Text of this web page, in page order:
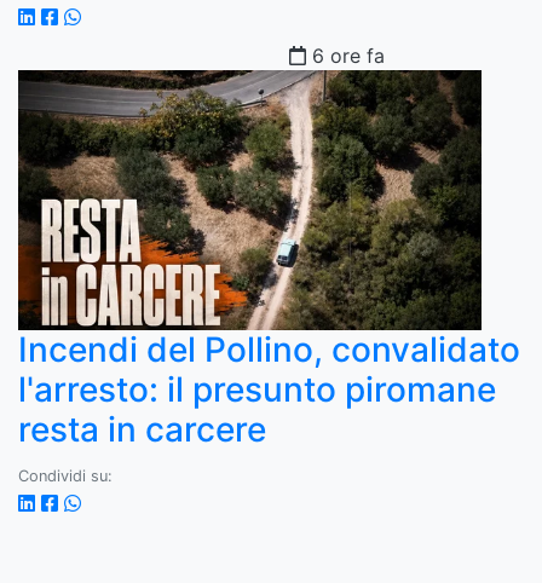
6 ore fa
Incendi del Pollino, convalidato
l'arresto: il presunto piromane
resta in carcere
Condividi su: